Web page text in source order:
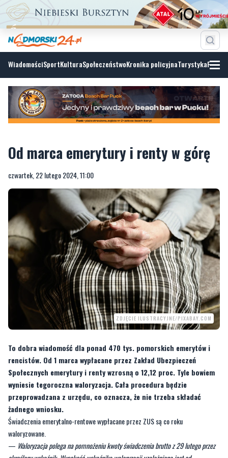
WiadomościSportKulturaSpołeczeństwoKronika policyjnaTurystyka
Od marca emerytury i renty w górę
ZDJĘCIE ILUSTRACYJNE/PIXABAY.COM
To dobra wiadomość dla ponad 470 tys. pomorskich emerytów i
rencistów. Od 1 marca wypłacane przez Zakład Ubezpieczeń
wyniesie tegoroczna waloryzacja. Cała procedura będzie
przeprowadzana z urzędu, co oznacza, że nie trzeba składać
żadnego wniosku.
Świadczenia emerytalno-rentowe wypłacane przez ZUS są co roku
waloryzowane.
—Waloryzacja polega na pomnożeniu kwoty świadczenia brutto z 29 lutego przez
określony wskaźnik. Wysokość wskaźnika waloryzacji uzależniona jest od
średniorocznej inflacji dla gospodarstw emerytów i rencistów za poprzedni rok
powiększonej o co najmniej 20 proc. realnego wzrostu przeciętnego wynagrodzenia.